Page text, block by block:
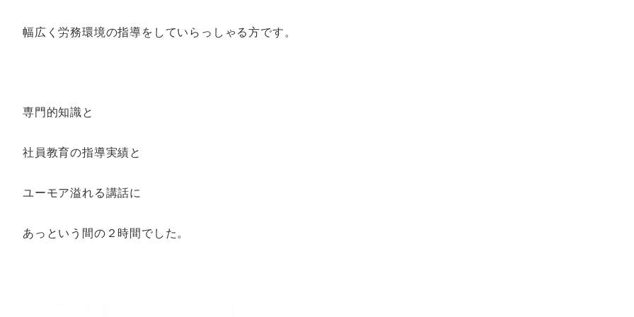
幅広く労務環境の指導をしていらっしゃる方です。
専門的知識と
社員教育の指導実績と
ユーモア溢れる講話に
あっという間の２時間でした。